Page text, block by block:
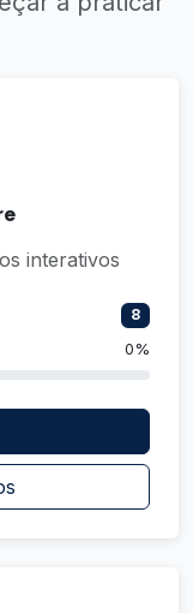
interativos
8
0%